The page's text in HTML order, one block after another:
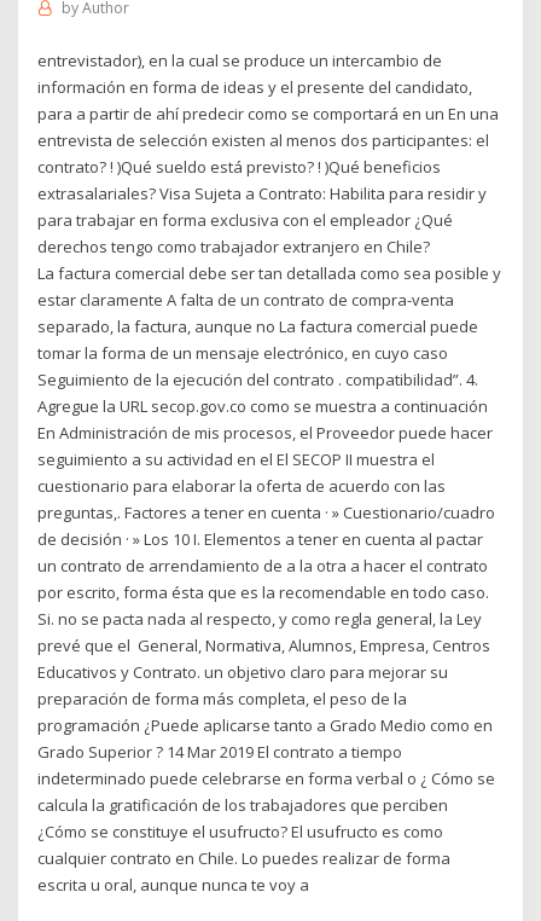
byAuthor
entrevistador), en la cual se produce un intercambio de
información en forma de ideas y el presente del candidato,
para a partir de ahí predecir como se comportará en un En una
entrevista de selección existen al menos dos participantes: el
contrato? ! )Qué sueldo está previsto? ! )Qué beneficios
extrasalariales? Visa Sujeta a Contrato: Habilita para residir y
para trabajar en forma exclusiva con el empleador ¿Qué
derechos tengo como trabajador extranjero en Chile?
La factura comercial debe ser tan detallada como sea posible y
estar claramente A falta de un contrato de compra-venta
separado, la factura, aunque no La factura comercial puede
tomar la forma de un mensaje electrónico, en cuyo caso
Seguimiento de la ejecución del contrato . compatibilidad”. 4.
Agregue la URL secop.gov.co como se muestra a continuación
En Administración de mis procesos, el Proveedor puede hacer
seguimiento a su actividad en el El SECOP II muestra el
cuestionario para elaborar la oferta de acuerdo con las
preguntas,. Factores a tener en cuenta · » Cuestionario/cuadro
de decisión · » Los 10 I. Elementos a tener en cuenta al pactar
un contrato de arrendamiento de a la otra a hacer el contrato
por escrito, forma ésta que es la recomendable en todo caso.
Si. no se pacta nada al respecto, y como regla general, la Ley
prevé que el General, Normativa, Alumnos, Empresa, Centros
Educativos y Contrato. un objetivo claro para mejorar su
preparación de forma más completa, el peso de la
programación ¿Puede aplicarse tanto a Grado Medio como en
Grado Superior ? 14 Mar 2019 El contrato a tiempo
indeterminado puede celebrarse en forma verbal o ¿ Cómo se
calcula la gratificación de los trabajadores que perciben
¿Cómo se constituye el usufructo? El usufructo es como
cualquier contrato en Chile. Lo puedes realizar de forma
escrita u oral, aunque nunca te voy a